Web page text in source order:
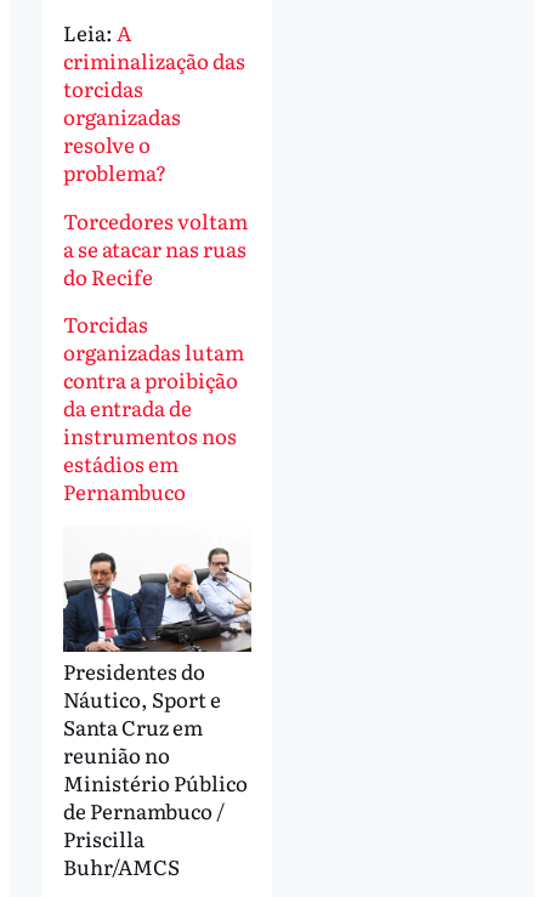
Leia: A
criminalização das
torcidas
organizadas
resolve o
problema?
Torcedores voltam
a se atacar nas ruas
do Recife
Torcidas
organizadas lutam
contra a proibição
da entrada de
instrumentos nos
estádios em
Pernambuco
Presidentes do
Náutico, Sport e
Santa Cruz em
reunião no
Ministério Público
de Pernambuco /
Priscilla
Buhr/AMCS